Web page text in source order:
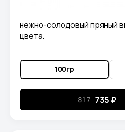
нежно-солодовый пряный
цвета.
100гр
817 735 ₽